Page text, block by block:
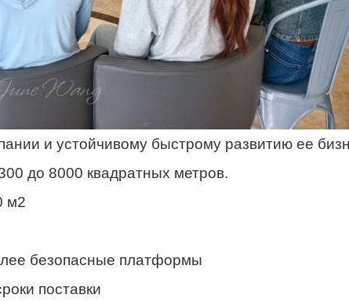
и устойчивому быстрому развитию ее
до 8000 квадратных метров.
м2
безопасные платформы
поставки